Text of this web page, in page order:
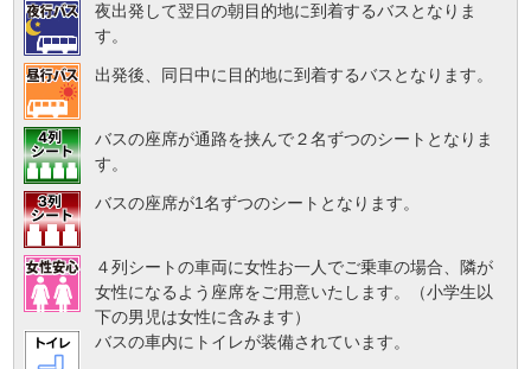
夜出発して翌日の朝目的地に到着するバスとなりま
す。
出発後、同日中に目的地に到着するバスとなります。
バスの座席が通路を挟んで２名ずつのシートとなりま
す。
バスの座席が1名ずつのシートとなります。
４列シートの車両に女性お一人でご乗車の場合、隣が
女性になるよう座席をご用意いたします。（小学生以
下の男児は女性に含みます）
バスの車内にトイレが装備されています。